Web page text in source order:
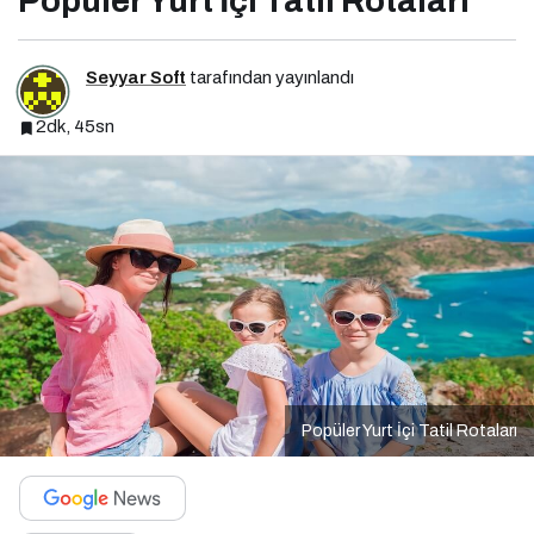
Seyyar Soft tarafından yayınlandı
2dk, 45sn
Popüler Yurt İçi Tatil Rotaları